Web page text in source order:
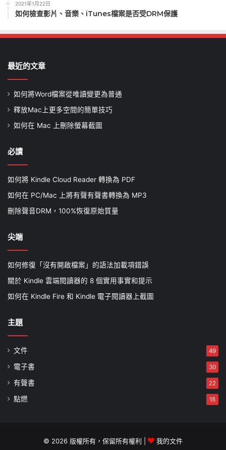
2021年1月22日
如何檢查影片、音樂、iTunes檔案是否受DRM保護
最近的文章
如何將Word檔案從唯讀變更為普通
釋放Mac上更多空間的簡單技巧
如何在 Mac 上刪除螢幕截圖
必讀
如何將 Kindle Cloud Reader 轉換為 PDF
如何在 PC/Mac 上將有聲有聲書轉換為 MP3
刪除聲音DRM，100%恢復原始質量
尖端
如何修復「沒有開啟檔案」的語法加載項錯誤
關於 Kindle 雲端閱讀器的 8 個實用事實和提示
如何在 Kindle Fire 和 Kindle 電子閱讀器上截圖
主題
文件 49
電子書 30
有聲書 22
點燃 18
© 2026 版權所有，保留所有權利 | 我的文件